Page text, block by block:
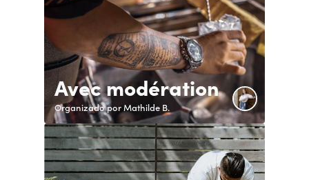
Avec modération
Organizado por Mathilde B.